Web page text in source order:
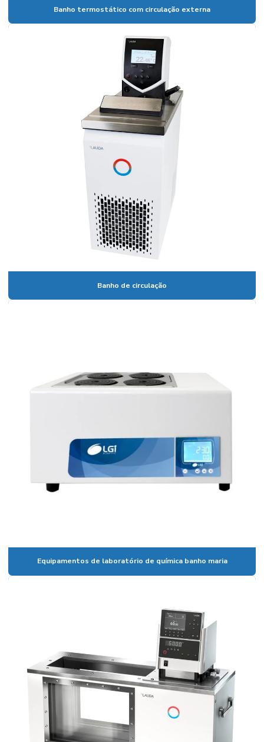
Banho termostático com circulação externa
Banho termostatizado com refrigeração e circulação
Banho viscosidade cinemática
Bomba de vácuo de palhetas rotativas
Cadinho de Porcelana
Calibração de vidrarias de laboratório
Calibração de vidrarias rbc
Câmara climática para estudo de estabilidade
Condensador para laboratório
Condutivimetro de bancada
Condutivímetro de bancada preço
Condutivímetro portátil
Banho termostático com circulação externa
Banho de circulação
Equipamentos de laboratório de química banho maria